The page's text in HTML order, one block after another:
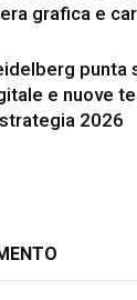
grafica e
punta
e nuove
2026